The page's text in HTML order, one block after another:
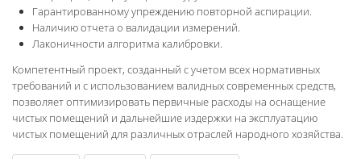
Гарантированному упреждению повторной аспирации.
Наличию отчета о валидации измерений.
Лаконичности алгоритма калибровки.
Компетентный проект, созданный с учетом всех нормативных
требований и с использованием валидных современных средств,
позволяет оптимизировать первичные расходы на оснащение
чистых помещений и дальнейшие издержки на эксплуатацию
чистых помещений для различных отраслей народного хозяйства.